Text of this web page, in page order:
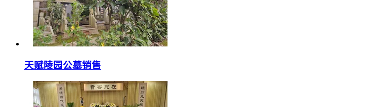
天赋陵园公墓销售